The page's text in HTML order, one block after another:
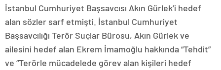
İstanbul Cumhuriyet Başsavcısı Akın Gürlek’i hedef
alan sözler sarf etmişti. İstanbul Cumhuriyet
Başsavcılığı Terör Suçlar Bürosu, Akın Gürlek ve
ailesini hedef alan Ekrem İmamoğlu hakkında “Tehdit”
ve “Terörle mücadelede görev alan kişileri hedef